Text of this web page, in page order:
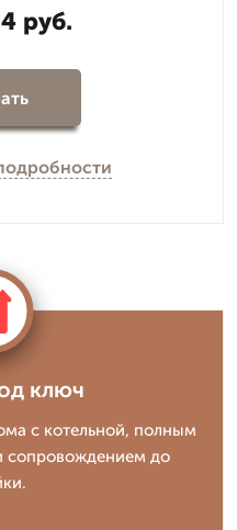
руб.
ключ
с котельной, полным
сопровождением до